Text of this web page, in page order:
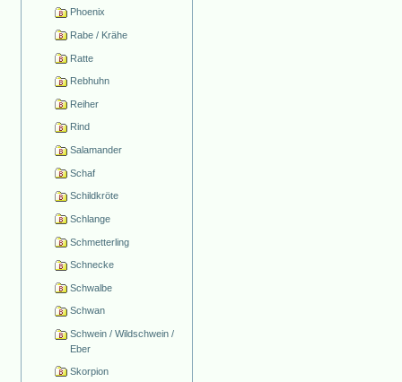
Phoenix
Rabe / Krähe
Ratte
Rebhuhn
Reiher
Rind
Salamander
Schaf
Schildkröte
Schlange
Schmetterling
Schnecke
Schwalbe
Schwan
Schwein / Wildschwein /
Eber
Skorpion